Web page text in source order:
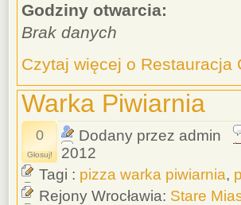
Godziny otwarcia:
Brak danych
Czytaj więcej o Restauracja
Warka Piwiarnia
0
Głosuj!
Dodany przez admin
2012
Tagi : pizza warka piwiarnia,
Rejony Wrocławia: Stare